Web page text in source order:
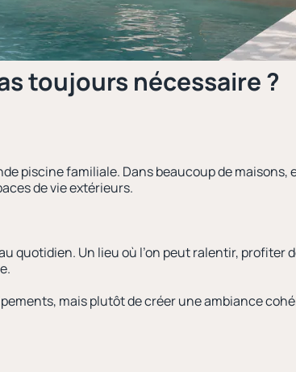
toujours nécessaire ?
piscine familiale. Dans beaucoup de maisons,
de vie extérieurs.
quotidien. Un lieu où l’on peut ralentir, profiter
mais plutôt de créer une ambiance